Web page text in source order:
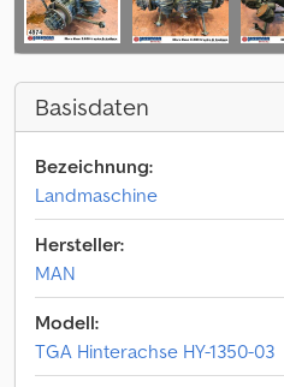
Basisdaten
Bezeichnung:
Landmaschine
Hersteller:
MAN
Modell:
TGA Hinterachse HY-1350-03